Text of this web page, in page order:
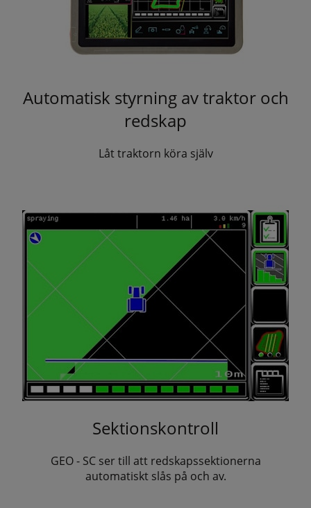
Automatisk styrning av traktor och
redskap
Låt traktorn köra själv
Sektionskontroll
GEO - SC ser till att redskapssektionerna
automatiskt slås på och av.